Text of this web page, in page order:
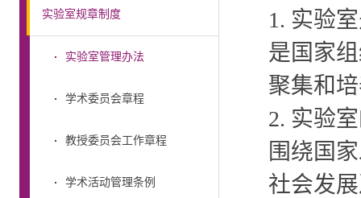
实验室规章制度
实验室管理办法
学术委员会章程
教授委员会工作章程
学术活动管理条例
1. 实验
是国家
聚集和
2. 实验
围绕国
社会发